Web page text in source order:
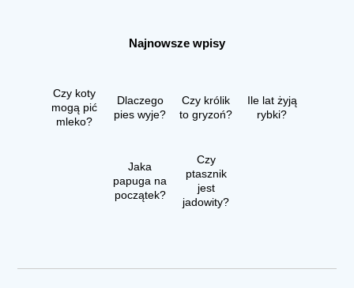
Najnowsze wpisy
Czy koty
mogą pić
mleko?
Dlaczego
pies wyje?
Czy królik
to gryzoń?
Ile lat żyją
rybki?
Jaka
papuga na
początek?
Czy
ptasznik
jest
jadowity?